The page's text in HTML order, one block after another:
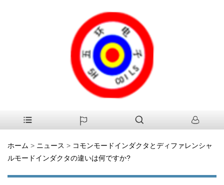
ホーム > ニュース > コモンモードインダクタとディファレンシャ
ルモードインダクタの違いは何ですか?